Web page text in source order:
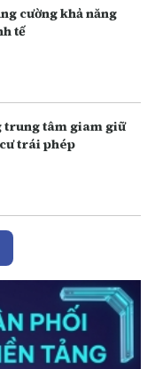
cường khả năng
tế
trung tâm giam giữ
trái phép